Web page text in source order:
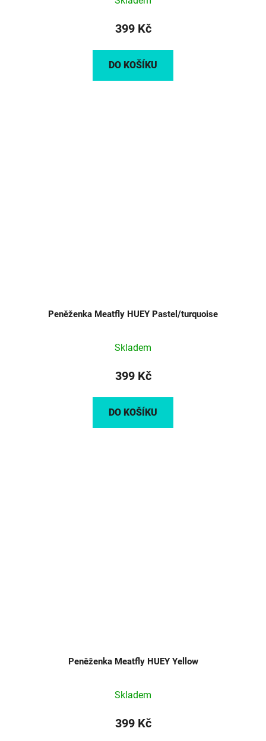
399 Kč
DO KOŠÍKU
Peněženka Meatfly HUEY Pastel/turquoise
Skladem
399 Kč
DO KOŠÍKU
Peněženka Meatfly HUEY Yellow
Skladem
399 Kč